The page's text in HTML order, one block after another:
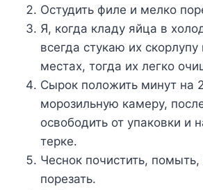
Остудить филе и мелко
Я, когда кладу яйца в
всегда стукаю их скорлупу
местах, тогда их легко
Сырок положить минут на
морозильную камеру,
освободить от упаковки и
терке.
Чеснок почистить,
порезать.